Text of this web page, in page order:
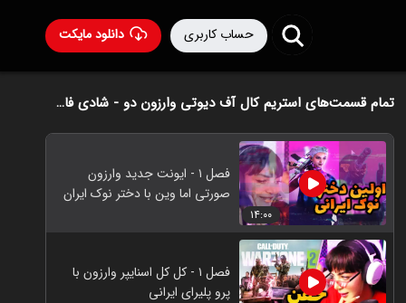
دانلود مایکت حساب کاربری
تمام قسمت‌های استریم کال آف دیوتی وارزون دو - شادی فاکس
۱۴:۰۰
فصل ۱ - ایونت جدید وارزون
صورتی اما وین با دختر نوک ایران
فصل ۱ - کل کل اسنایپر وارزون با
پرو پلیرای ایرانی